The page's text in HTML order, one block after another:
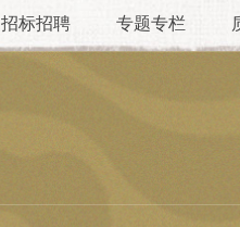
招标招聘 专题专栏